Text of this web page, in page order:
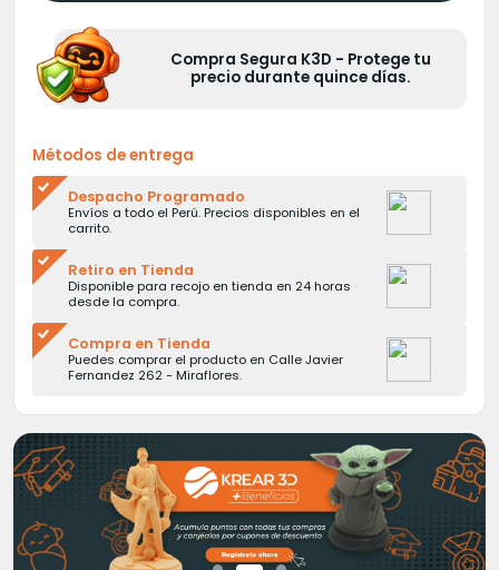
Compra Segura K3D - Protege tu
precio durante quince días.
Métodos de entrega
Despacho Programado
Envíos a todo el Perú. Precios disponibles en el
carrito.
Retiro en Tienda
Disponible para recojo en tienda en 24 horas
desde la compra.
Compra en Tienda
Puedes comprar el producto en Calle Javier
Fernandez 262 - Miraflores.